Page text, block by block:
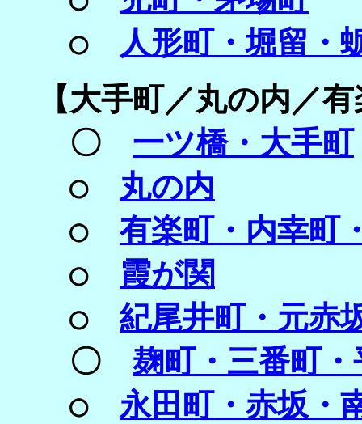
○
人形町・堀留・
【大手町／丸の内／有
〇 一ツ橋・大手町
○ 丸の内
○ 有楽町・内幸町
○ 霞が関
○ 紀尾井町・元赤
〇 麹町・三番町・
○ 永田町・赤坂・